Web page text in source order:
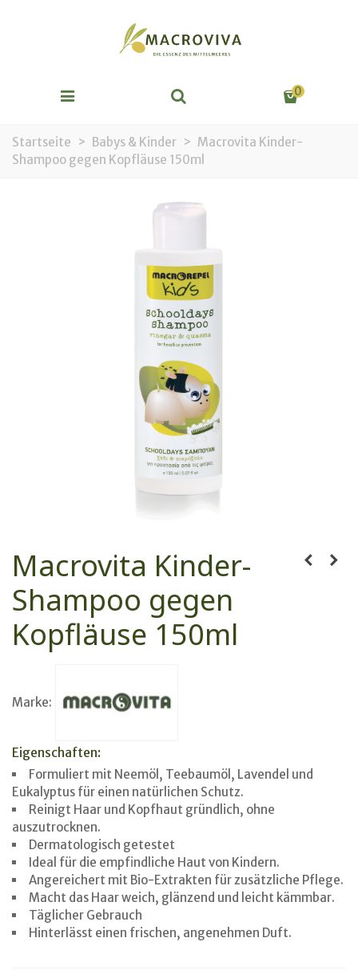
0
Startseite > Babys & Kinder > Macrovita Kinder-
Shampoo gegen Kopfläuse 150ml
Macrovita Kinder-
Shampoo gegen
Kopfläuse 150ml
Marke:
Eigenschaften:
Formuliert mit Neemöl, Teebaumöl, Lavendel und
Eukalyptus für einen natürlichen Schutz.
Reinigt Haar und Kopfhaut gründlich, ohne
auszutrocknen.
Dermatologisch getestet
Ideal für die empfindliche Haut von Kindern.
Angereichert mit Bio-Extrakten für zusätzliche Pflege.
Macht das Haar weich, glänzend und leicht kämmbar.
Täglicher Gebrauch
Hinterlässt einen frischen, angenehmen Duft.